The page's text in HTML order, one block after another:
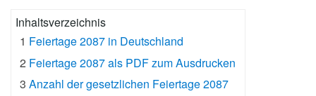
Inhaltsverzeichnis
1 Feiertage 2087 in Deutschland
2 Feiertage 2087 als PDF zum Ausdrucken
3 Anzahl der gesetzlichen Feiertage 2087